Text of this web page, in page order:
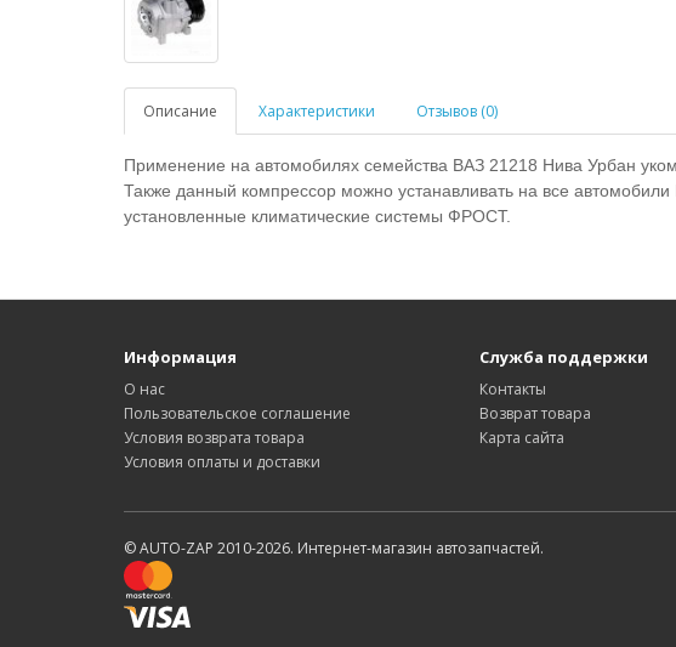
Описание Характеристики Отзывов (0)
Применение на автомобилях семейства ВАЗ 21218 Нива Урбан
Также данный компрессор можно устанавливать на все
установленные климатические системы ФРОСТ.
Информация
О нас
Пользовательское соглашение
Условия возврата товара
Условия оплаты и доставки
Служба поддержки
Контакты
Возврат товара
Карта сайта
© AUTO-ZAP 2010-2026. Интернет-магазин автозапчастей.